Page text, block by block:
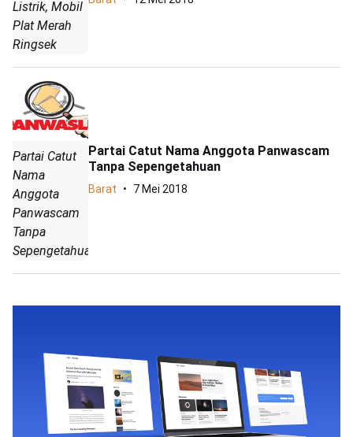
Listrik, Mobil
Plat Merah
Ringsek
Partai Catut
Nama
Anggota
Panwascam
Tanpa
Sepengetahuan
Partai Catut Nama Anggota Panwascam
Tanpa Sepengetahuan
Barat 7 Mei 2018